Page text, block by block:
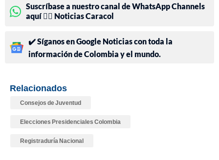
Suscríbase a nuestro canal de WhatsApp Channels
aquí 👉🏻 Noticias Caracol
✔️ Síganos en Google Noticias con toda la
información de Colombia y el mundo.
Relacionados
Consejos de Juventud
Elecciones Presidenciales Colombia
Registraduría Nacional